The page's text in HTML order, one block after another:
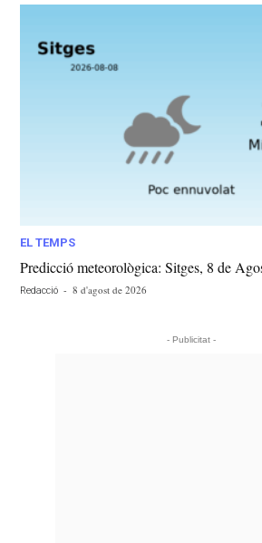
EL TEMPS
Predicció meteorològica: Sitges, 8 de
Redacció - 8 d'agost de 2026
- Publicitat -